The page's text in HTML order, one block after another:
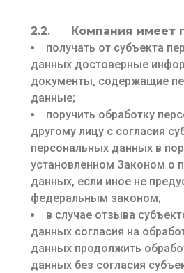
2.2. Компания имеет
получать от субъекта
данных достоверные
документы, содержащие
данные;
поручить обработку
другому лицу с согласия
персональных данных в
установленном Законом о
данных, если иное не
федеральным законом;
в случае отзыва
данных согласия на
данных продолжить
данных без согласия